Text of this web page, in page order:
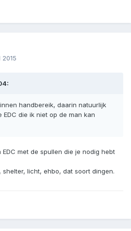
2015
handbereik, daarin natuurlijk
die ik niet op de man kan
met de spullen die je nodig hebt
licht, ehbo, dat soort dingen.